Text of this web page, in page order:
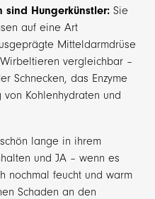
sind Hungerkünstler: Sie
auf eine Art
Mitteldarmdrüse
vergleichbar –
Schnecken, das Enzyme
Kohlenhydraten und
lange in ihrem
und JA – wenn es
nochmal feucht und warm
Schaden an den